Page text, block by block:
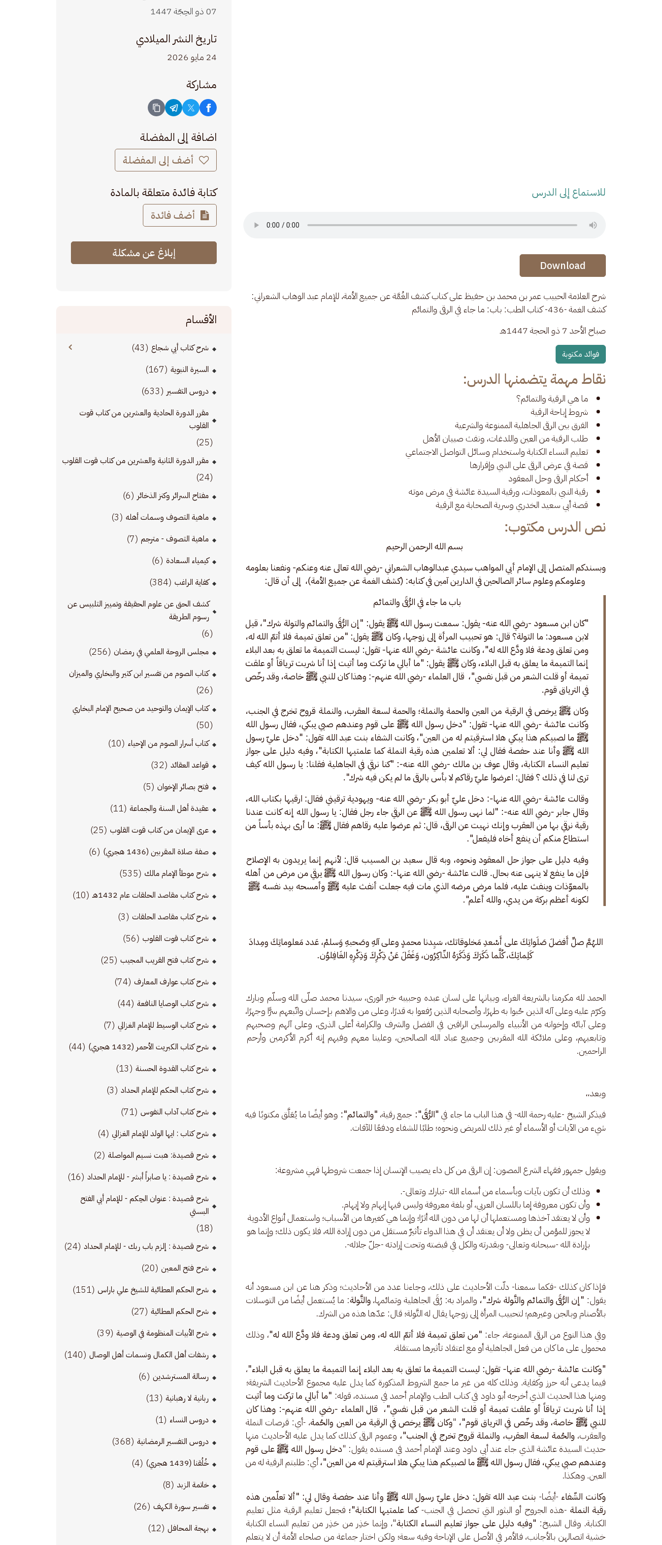
للاستماع إلى الدرس
Audio Stream
Audio Stream
Download
شرح العلامة الحبيب عمر بن محمد بن حفيظ على كتاب كشف الغُمَّة عن جميع الأمة، للإمام عبد الوهاب الشعراني:
كشف الغمة -436- كتاب الطب: باب: ما جاء في الرقى والتمائم
صباح الأحد 7 ذو الحجة 1447هـ
فوائد مكتوبة
نقاط مهمة يتضمنها الدرس:
ما هي الرقية والتمائم؟
شروط إباحة الرقية
الفرق بين الرقى الجاهلية الممنوعة والشرعية
طلب الرقية من العين واللدغات، ونفث صبيان الأهل
تعليم النساء الكتابة واستخدام وسائل التواصل الاجتماعي
قصة في عرض الرقى على النبي وإقرارها
أحكام الرقى وحل المعقود
رقية النبي بالمعوذات، ورقية السيدة عائشة في مرض موته
قصة أبي سعيد الخدري وسرية الصحابة مع الرقية
نص الدرس مكتوب:
بسم الله الرحمن الرحيم
وبسندكم المتصل إلى الإمام أبي المواهب سيدي عبدالوهاب الشعراني -رضي الله تعالى عنه وعنكم- ونفعنا بعلومه
وعلومكم وعلوم سائر الصالحين في الدارين آمين في كتابه: (كشف الغمة عن جميع الأمة)،  إلى أن قال:
باب ما جاء في الرُّقَى والتمائم
"كان ابن مسعود -رضي الله عنه- يقول: سمعت رسول الله ﷺ يقول: "إن الرُّقَى والتمائم والتولة شرك"، قيل
لابن مسعود: ما التولة؟ قال: هو تحبيب المرأة إلى زوجها، وكان ﷺ يقول: "من تعلق تميمة فلا أتمّ الله له،
ومن تعلق ودعة فلا ودَّع الله له"، وكانت عائشة -رضي الله عنها- تقول: ليست التميمة ما تعلق به بعد البلاء
إنما التميمة ما يعلق به قبل البلاء، وكان ﷺ يقول: "ما أبالي ما تركت وما أتيت إذا أنا شربت ترياقاً أو علقت
تميمة أو قلت الشعر من قبل نفسي"،  قال العلماء -رضي الله عنهم-: وهذا كان للنبي ﷺ خاصة، وقد رخّص
في الترياق قوم.
وكان ﷺ يرخص في الرقية من العين والحمة والنملة؛ والحمة لسعة العقرب، والنملة قروح تخرج في الجنب،
وكانت عائشة -رضي الله عنها- تقول: "دخل رسول الله ﷺ على قوم وعندهم صبي يبكي، فقال رسول الله
ﷺ ما لصبيكم هذا يبكي هلا استرقيتم له من العين"، وكانت الشفاء بنت عبد الله تقول: "دخل عليّ رسول
الله ﷺ وأنا عند حفصة فقال لي: ألا تعلمين هذه رقية النملة كما علمتيها الكتابة"، وفيه دليل على جواز
تعليم النساء الكتابة، وقال عوف بن مالك -رضي الله عنه-: "كنا نرقي في الجاهلية فقلنا: يا رسول الله كيف
ترى لنا في ذلك ؟ فقال: اعرضوا عليّ رقاكم لا بأس بالرقى ما لم يكن فيه شرك".
وقالت عائشة -رضي الله عنها-: دخل عليّ أبو بكر -رضي الله عنه- ويهودية ترقيني فقال: ارقيها بكتاب الله،
وقال جابر -رضي الله عنه-: "لما نهى رسول الله ﷺ عن الرقي جاء رجل فقال: يا رسول الله إنه كانت عندنا
رقية نرقي بها من العقرب وإنك نهيت عن الرقى، قال: ثم عرضوا عليه رقاهم فقال ﷺ: ما أرى بهذه بأساً من
استطاع منكم أن ينفع أخاه فليفعل".
وفيه دليل على جواز حل المعقود ونحوه، وبه قال سعيد بن المسيب قال: لأنهم إنما يريدون به الإصلاح
فإن ما ينفع لا ينهى عنه بحال. قالت عائشة -رضي الله عنها-: وكان رسول الله ﷺ يرقي من مرض من أهله
بالمعوّذات وينفث عليه، فلما مرض مرضه الذي مات فيه جعلت أنفث عليه ﷺ وأمسحه بيد نفسه ﷺ
لكونه أعظم بركة من يدي، والله أعلم".
اللهُمَّ صلِّ أَفضلَ صَلَواتِكَ على أَسْعدِ مَخلوقاتك، سَيِدنا محمدٍ وعلى آلهِ وصَحبهِ وَسلمْ، عَدد مَعلوماتِكَ ومِدادَ
كَلِماتِكَ، كُلَّما ذَكَرَكَ وَذَكَرَهُ الذّاكِرُون، وَغَفَلَ عَنْ ذِكْرِكَ وَذِكْرِهِ الغَافِلوُن.
الحمد لله مكرمنا بالشريعة الغراء، وبيانها على لسان عبده وحبيبه خير الورى، سيدنا محمد صلّى الله وسلّم وبارك
وكرّم عليه وعلى آله الذين حُبوا به طهرًا، وأصحابه الذين رُفعوا به قدرًا، وعلى من والاهم بإحسان واتّبعهم سرًّا وجهرًا،
وعلى آبائه وإخوانه من الأنبياء والمرسلين الراقين في الفضل والشرف والكرامة أعلى الذرى، وعلى آلهم وصحبهم
وتابعيهم، وعلى ملائكة الله المقربين وجميع عباد الله الصالحين، وعلينا معهم وفيهم إنه أكرم الأكرمين وأرحم
الراحمين.
وبعد،،
فيذكر الشيخ -عليه رحمة الله- في هذا الباب ما جاء في "الرُّقَى": جمع رقية، "والتمائم": وهو أيضًا ما يُعَلَّق مكتوبًا فيه
شيء من الآيات أو الأسماء أو غير ذلك للمريض ونحوه؛ طلبًا للشفاء ودفعًا للآفات.
ويقول جمهور فقهاء الشرع المصون: إن الرقى من كل داء يصيب الإنسان إذا جمعت شروطها فهي مشروعة:
وذلك أن تكون بآيات وبأسماء من أسماء الله -تبارك وتعالى-.
وأن تكون معروفة إما باللسان العربي، أو بلغة معروفة وليس فيها إبهام ولا إيهام.
وأن لا يعتقد آخذها ومستعملها أن لها من دون الله أثرًا؛ وإنما هي كغيرها من الأسباب؛ واستعمال أنواع الأدوية
لا يجوز للمؤمن أن يظن ولا أن يعتقد أن في هذا الدواء تأثيرٌ مستقل من دون إرادة الله، فلا يكون ذلك؛ وإنما هو
بإرادة الله -سبحانه وتعالى- وبقدرته والكل في قبضته وتحت إرادته -جلّ جلاله-.
فإذا كان كذلك -فكما سمعنا- دلّت الأحاديث على ذلك، وجاءنا عدد من الأحاديث؛ وذكر هنا عن ابن مسعود أنه
يقول: "إن الرُّقَى والتمائم والتَّولة شرك"، والمراد به: رُقَى الجاهلية وتمائمها، والتَّولة: ما يُستعمل أيضًا من التوسلات
بالأصنام وبالجن وغيرهم؛ لتحبيب المرأة إلى زوجها يقال له التَّولة؛ قال: عدّها هذه من الشرك.
وفي هذا النوع من الرقى الممنوعة، جاء: "من تعلق تميمة فلا أتمّ الله له، ومن تعلق ودعة فلا ودَّع الله له"، وذلك
محمول على ما كان من فعل الجاهلية أو مع اعتقاد تأثيرها مستقلة.
"وكانت عائشة -رضي الله عنها- تقول: ليست التميمة ما تعلق به بعد البلاء إنما التميمة ما يعلق به قبل البلاء"،
فيما يدعى أنه حرز وكفاية. وذلك كله من غير ما جمع الشروط المذكورة كما يدل عليه مجموع الأحاديث الشريفة؛
ومنها هذا الحديث الذي أخرجه أبو داود في كتاب الطب والإمام أحمد في مسنده، قوله: "ما أبالي ما تركت وما أتيت
إذا أنا شربت ترياقاً أو علقت تميمة أو قلت الشعر من قبل نفسي"،  قال العلماء -رضي الله عنهم-: وهذا كان
للنبي ﷺ خاصة، وقد رخّص في الترياق قوم"، "وكان ﷺ يرخص في الرقية من العين والحُمة، -أي: قرصات النملة
والعقرب، والحُمة لسعة العقرب، والنملة قروح تخرج في الجنب"، وعموم الرقى كذلك كما يدل عليه الأحاديث منها
حديث السيدة عائشة الذي جاء عند أبي داود وعند الإمام أحمد في مسنده يقول: "دخل رسول الله ﷺ على قوم
وعندهم صبي يبكي، فقال رسول الله ﷺ ما لصبيكم هذا يبكي هلا استرقيتم له من العين"، أي: طلبتم الرقية له من
العين. وهكذا.
وكانت الشّفاء -أيضًا- بنت عبد الله تقول: دخل عليّ رسول الله ﷺ وأنا عند حفصة وقال لي: "ألا تعلّمين هذه
رقية النملة -هذه الجروح أو البثور التي تحصل في الجنب- كما علمتيها الكتابة"؛ فجعل تعليم الرقية مثل تعليم
الكتابة. وقال الشيخ: "وفيه دليل على جواز تعليم النساء الكتابة"، وإنما حَذِر من حَذِر من تعليم النساء الكتابة
خشية اتصالهن بالأجانب، فالأمر في الأصل على الإباحة وفيه سعة؛ ولكن اختار جماعة من صلحاء الأمة أن لا يتعلم
07 ذو الحِجّة 1447
تاريخ النشر الميلادي
24 مايو 2026
مشاركة
اضافة إلى المفضلة
أضف إلى المفضلة
كتابة فائدة متعلقة بالمادة
أضف فائدة
إبلاغ عن مشكلة
الأقسام
شرح كتاب أبي شجاع (43)
السيرة النبوية (167)
دروس التفسير (633)
مقرر الدورة الحادية والعشرين من كتاب قوت
القلوب
(25)
مقرر الدورة الثانية والعشرين من كتاب قوت القلوب
(24)
مفتاح السرائر وكنز الذخائر (6)
ماهية التصوف وسمات أهله (3)
ماهية التصوف - مترجم (7)
كيمياء السعادة (6)
كفاية الراغب (384)
كشف الحق عن علوم الحقيقة وتمييز التلبيس عن
رسوم الطريقة
(6)
مجلس الروحة العلمي في رمضان (256)
كتاب الصوم من تفسير ابن كثير والبخاري والميزان
(26)
كتاب الإيمان والتوحيد من صحيح الإمام البخاري
(50)
كتاب أسرار الصوم من الإحياء (10)
قواعد العقائد (32)
فتح بصائر الإخوان (5)
عقيدة أهل السنة والجماعة (11)
عرى الإيمان من كتاب قوت القلوب (25)
صفة صلاة المقربين (1436 هجري) (6)
شرح موطأ الإمام مالك (535)
شرح كتاب مقاصد الحلقات عام 1432هـ (10)
شرح كتاب مقاصد الحلقات (3)
شرح كتاب قوت القلوب (56)
شرح كتاب فتح القريب المجيب (25)
شرح كتاب عوارف المعارف (74)
شرح كتاب الوصايا النافعة (44)
شرح كتاب الوسيط للإمام الغزالي (7)
شرح كتاب الكبريت الأحمر (1432 هجري) (44)
شرح كتاب القدوة الحسنة (13)
شرح كتاب الحكم للإمام الحداد (3)
شرح كتاب آداب النفوس (71)
شرح كتاب : ايها الولد للإمام الغزالي (4)
شرح قصيدة: هبت نسيم المواصلة (2)
شرح قصيدة : يا صابراً أبشر - للإمام الحداد (16)
شرح قصيدة : عنوان الحِكم - للإمام أبي الفتح
البستي
(18)
شرح قصيدة : إلزم باب ربك - للإمام الحداد (24)
شرح فتح المعين (20)
شرح الحكم العطائية للشيخ علي باراس (151)
شرح الحكم العطائية (27)
شرح الأبيات المنظومة في الوصية (39)
رشفات أهل الكمال ونسمات أهل الوصال (140)
رسالة المسترشدين (6)
ربانية لا رهبانية (13)
دروس النساء (1)
دروس التفسير الرمضانية (368)
خُلُقنا (1439 هجري) (4)
خاتمة الزبد (8)
تفسير سورة الكهف (26)
بهجة المحافل (12)